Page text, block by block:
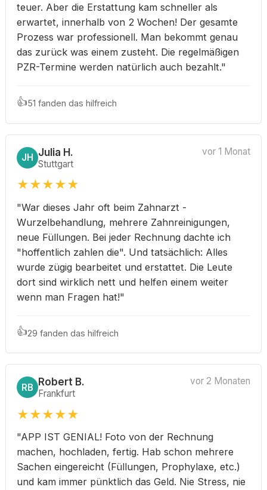
teuer. Aber die Erstattung kam schneller als
erwartet, innerhalb von 2 Wochen! Der gesamte
Prozess war professionell. Man bekommt genau
das zurück was einem zusteht. Die regelmäßigen
PZR-Termine werden natürlich auch bezahlt."
👍51 fanden das hilfreich
JH Julia H.
Stuttgart
vor 1 Monat
★★★★★
"War dieses Jahr oft beim Zahnarzt -
Wurzelbehandlung, mehrere Zahnreinigungen,
neue Füllungen. Bei jeder Rechnung dachte ich
"hoffentlich zahlen die". Und tatsächlich: Alles
wurde zügig bearbeitet und erstattet. Die Leute
dort sind wirklich nett und helfen einem weiter
wenn man Fragen hat!"
👍29 fanden das hilfreich
RB Robert B.
Frankfurt
vor 2 Monaten
★★★★★
"APP IST GENIAL! Foto von der Rechnung
machen, hochladen, fertig. Hab schon mehrere
Sachen eingereicht (Füllungen, Prophylaxe, etc.)
und kam immer pünktlich das Geld. Nie Stress, nie